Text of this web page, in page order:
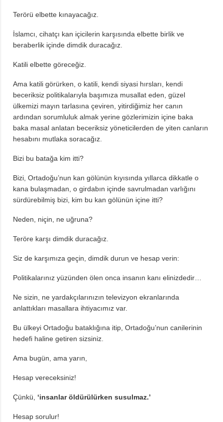
Terörü elbette kınayacağız.
İslamcı, cihatçı kan içicilerin karşısında elbette birlik ve
beraberlik içinde dimdik duracağız.
Katili elbette göreceğiz.
Ama katili görürken, o katili, kendi siyasi hırsları, kendi
beceriksiz politikalarıyla başımıza musallat eden, güzel
ülkemizi mayın tarlasına çeviren, yitirdiğimiz her canın
ardından sorumluluk almak yerine gözlerimizin içine baka
baka masal anlatan beceriksiz yöneticilerden de yiten canların
hesabını mutlaka soracağız.
Bizi bu batağa kim itti?
Bizi, Ortadoğu’nun kan gölünün kıyısında yıllarca dikkatle o
kana bulaşmadan, o girdabın içinde savrulmadan varlığını
sürdürebilmiş bizi, kim bu kan gölünün içine itti?
Neden, niçin, ne uğruna?
Teröre karşı dimdik duracağız.
Siz de karşımıza geçin, dimdik durun ve hesap verin:
Politikalarınız yüzünden ölen onca insanın kanı elinizdedir…
Ne sizin, ne yardakçılarınızın televizyon ekranlarında
anlattıkları masallara ihtiyacımız var.
Bu ülkeyi Ortadoğu bataklığına itip, Ortadoğu’nun canilerinin
hedefi haline getiren sizsiniz.
Ama bugün, ama yarın,
Hesap vereceksiniz!
Çünkü, ‘insanlar öldürülürken susulmaz.’
Hesap sorulur!